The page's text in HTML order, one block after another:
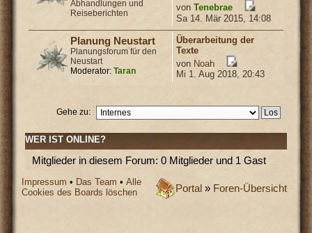
Abhandlungen und
Reiseberichten
vonTenebrae
Sa 14. Mär 2015, 14:08
Planung Neustart
Planungsforum für den
Neustart
Moderator: Taran
Überarbeitung der
Texte
von Noah
Mi 1. Aug 2018, 20:43
Gehe zu:
WER IST ONLINE?
Mitglieder in diesem Forum: 0 Mitglieder und 1 Gast
Portal » Foren-Übersicht
Impressum • Das Team •Alle
Cookies des Boards löschen